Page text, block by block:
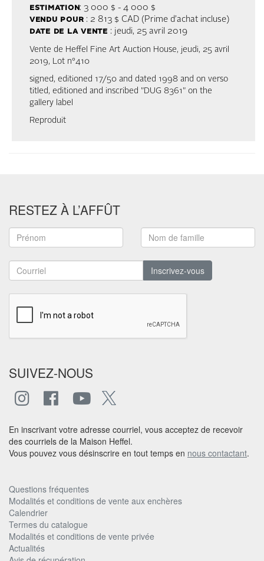
estimation: 3 000 $ - 4 000 $
vendu pour : 2 813 $ CAD (Prime d’achat incluse)
date de la vente : jeudi, 25 avril 2019
Vente de Heffel Fine Art Auction House, jeudi, 25 avril
2019, Lot n°410
signed, editioned 17/50 and dated 1998 and on verso
titled, editioned and inscribed "DUG 8361" on the
gallery label
Reproduit
RESTEZ À L’AFFÛT
Inscrivez-vous
SUIVEZ-NOUS
En inscrivant votre adresse courriel, vous acceptez de recevoir
des courriels de la Maison Heffel.
Vous pouvez vous désinscrire en tout temps en nous contactant.
Questions fréquentes
Modalités et conditions de vente aux enchères
Calendrier
Termes du catalogue
Modalités et conditions de vente privée
Actualités